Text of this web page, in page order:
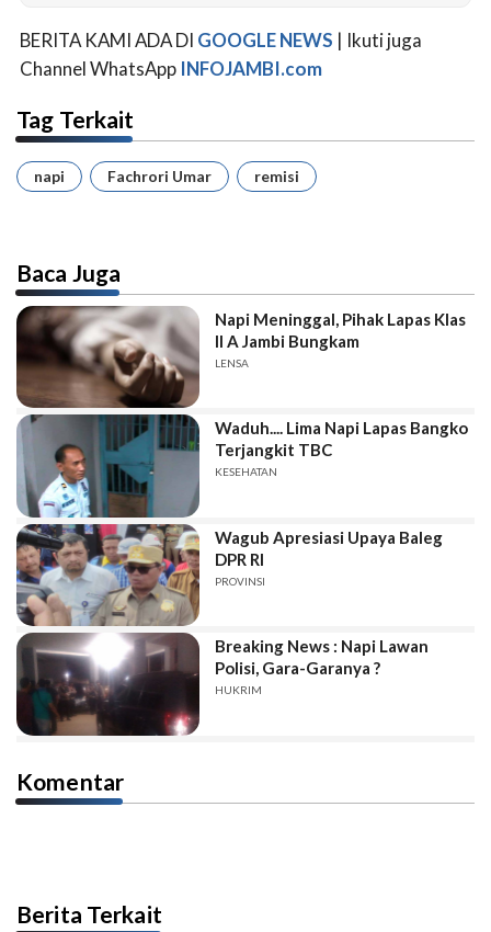
BERITA KAMI ADA DI GOOGLE NEWS | Ikuti juga
Channel WhatsApp INFOJAMBI.com
Tag Terkait
napi Fachrori Umar remisi
Baca Juga
Napi Meninggal, Pihak Lapas Klas
II A Jambi Bungkam
LENSA
Waduh.... Lima Napi Lapas Bangko
Terjangkit TBC
KESEHATAN
Wagub Apresiasi Upaya Baleg
DPR RI
PROVINSI
Breaking News : Napi Lawan
Polisi, Gara-Garanya ?
HUKRIM
Komentar
Berita Terkait